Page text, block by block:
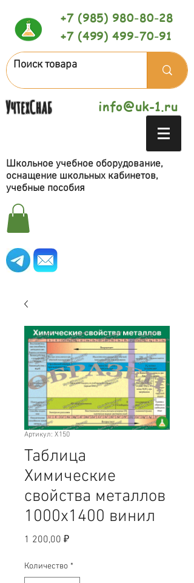
+7 (985) 980-80-28
+7 (499) 499-70-91
УчтехСнаб info@uk-1.ru
Школьное учебное оборудование,
оснащение школьных кабинетов,
учебные пособия
Артикул: X150
Таблица
Химические
свойства металлов
1000х1400 винил
1 200,00 ₽Цена
Количество *